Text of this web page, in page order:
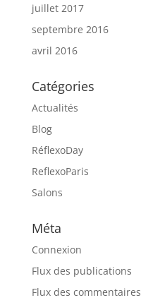
juillet 2017
septembre 2016
avril 2016
Catégories
Actualités
Blog
RéflexoDay
ReflexoParis
Salons
Méta
Connexion
Flux des publications
Flux des commentaires